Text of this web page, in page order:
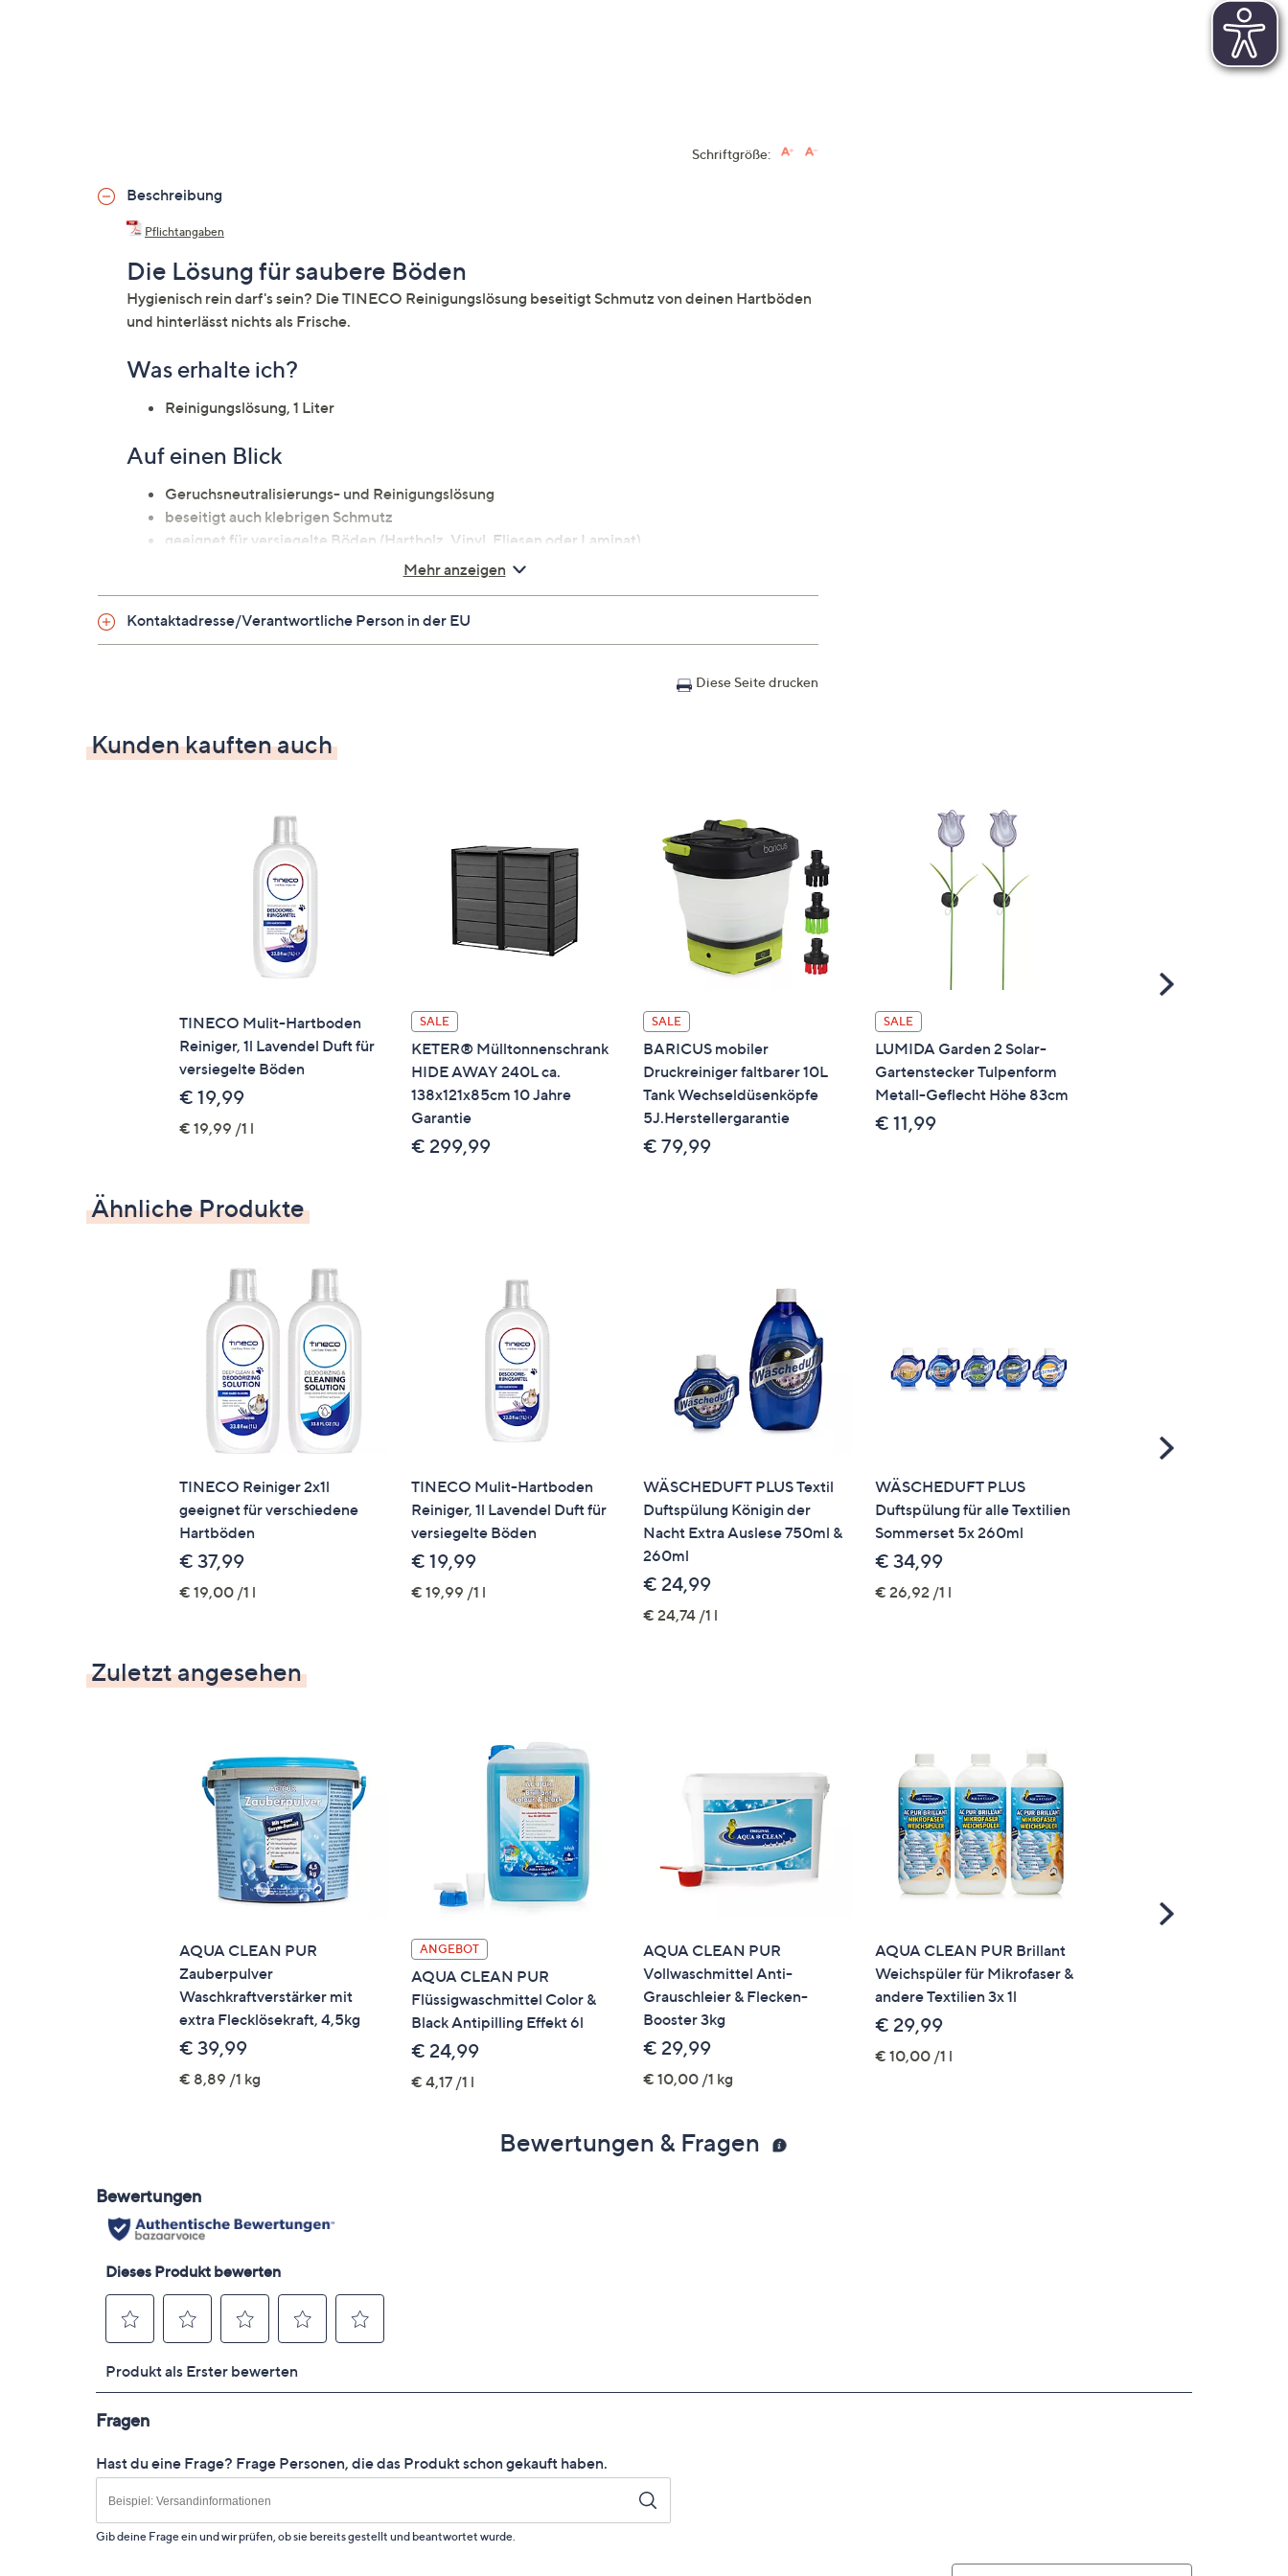
Schriftgröße:
Beschreibung
Pflichtangaben
Die Lösung für saubere Böden
Hygienisch rein darf's sein? Die TINECO Reinigungslösung beseitigt Schmutz von deinen Hartböden
und hinterlässt nichts als Frische.
Was erhalte ich?
Reinigungslösung, 1 Liter
Auf einen Blick
Geruchsneutralisierungs- und Reinigungslösung
beseitigt auch klebrigen Schmutz
geeignet für versiegelte Böden (Hartholz, Vinyl, Fliesen oder Laminat)
hinterlässt einen frischen, dezenten Duft
Identifikationsnummer
GTIN: 6972200195951
Mehr anzeigen
Kontaktadresse/Verantwortliche Person in der EU
Diese Seite drucken
Kunden kauften auch
TINECO Mulit-Hartboden
Reiniger, 1l Lavendel Duft für
versiegelte Böden
€ 19,99
€ 19,99 /1 l
SALE
KETER® Mülltonnenschrank
HIDE AWAY 240L ca.
138x121x85cm 10 Jahre
Garantie
€ 299,99
SALE
BARICUS mobiler
Druckreiniger faltbarer 10L
Tank Wechseldüsenköpfe
5J.Herstellergarantie
€ 79,99
SALE
LUMIDA Garden 2 Solar-
Gartenstecker Tulpenform
Metall-Geflecht Höhe 83cm
€ 11,99
Scroll
Ähnliche Produkte
TINECO Reiniger 2x1l
geeignet für verschiedene
Hartböden
€ 37,99
€ 19,00 /1 l
TINECO Mulit-Hartboden
Reiniger, 1l Lavendel Duft für
versiegelte Böden
€ 19,99
€ 19,99 /1 l
WÄSCHEDUFT PLUS Textil
Duftspülung Königin der
Nacht Extra Auslese 750ml &
260ml
€ 24,99
€ 24,74 /1 l
WÄSCHEDUFT PLUS
Duftspülung für alle Textilien
Sommerset 5x 260ml
€ 34,99
€ 26,92 /1 l
Scroll
Zuletzt angesehen
AQUA CLEAN PUR
Zauberpulver
Waschkraftverstärker mit
extra Flecklösekraft, 4,5kg
€ 39,99
€ 8,89 /1 kg
ANGEBOT
AQUA CLEAN PUR
Flüssigwaschmittel Color &
Black Antipilling Effekt 6l
€ 24,99
€ 4,17 /1 l
AQUA CLEAN PUR
Vollwaschmittel Anti-
Grauschleier & Flecken-
Booster 3kg
€ 29,99
€ 10,00 /1 kg
AQUA CLEAN PUR Brillant
Weichspüler für Mikrofaser &
andere Textilien 3x 1l
€ 29,99
€ 10,00 /1 l
Scroll
Bewertungen & Fragen